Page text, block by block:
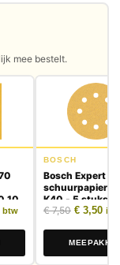
mee bestelt.
10
prijs was: € 7,50.
prijs is: € 3,50.
btw
BOSCH
Bosch Expert
schuurpapier
K40 - 5 stuks
€7,50 € 3,50